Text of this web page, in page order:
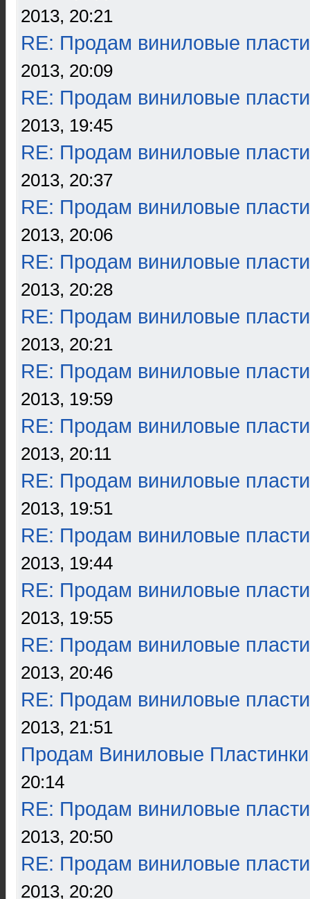
2013, 20:21
RE: Продам виниловые
2013, 20:09
RE: Продам виниловые
2013, 19:45
RE: Продам виниловые
2013, 20:37
RE: Продам виниловые
2013, 20:06
RE: Продам виниловые
2013, 20:28
RE: Продам виниловые
2013, 20:21
RE: Продам виниловые
2013, 19:59
RE: Продам виниловые
2013, 20:11
RE: Продам виниловые
2013, 19:51
RE: Продам виниловые
2013, 19:44
RE: Продам виниловые
2013, 19:55
RE: Продам виниловые
2013, 20:46
RE: Продам виниловые
2013, 21:51
Продам Виниловые Пластинки
20:14
RE: Продам виниловые
2013, 20:50
RE: Продам виниловые
2013, 20:20